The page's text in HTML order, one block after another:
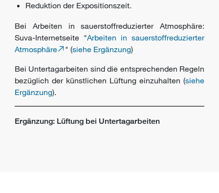
Reduktion der Expositionszeit.
Bei Arbeiten in sauerstoffreduzierter Atmosphäre:
Suva-Internetseite "Arbeiten in sauerstoffreduzierter
Atmosphäre
" (siehe Ergänzung)
Bei Untertagarbeiten sind die entsprechenden Regeln
bezüglich der künstlichen Lüftung einzuhalten (siehe
Ergänzung).
Ergänzung: Lüftung bei Untertagarbeiten